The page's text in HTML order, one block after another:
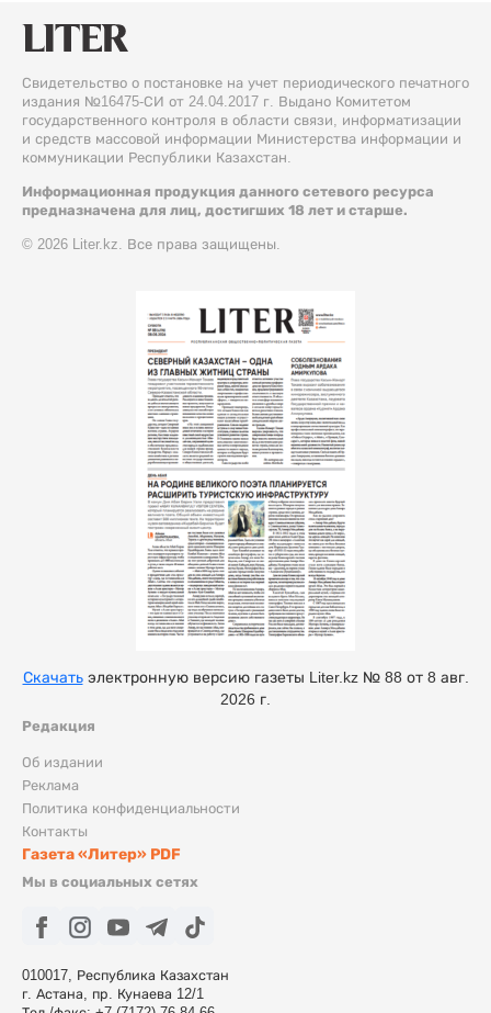
Свидетельство о постановке на учет периодического печатного
издания №16475-СИ от 24.04.2017 г. Выдано Комитетом
государственного контроля в области связи, информатизации
и средств массовой информации Министерства информации и
коммуникации Республики Казахстан.
Информационная продукция данного сетевого ресурса
предназначена для лиц, достигших 18 лет и старше.
© 2026 Liter.kz. Все права защищены.
Редакция
Об издании
Реклама
Политика конфиденциальности
Контакты
Газета «Литер» PDF
Мы в социальных сетях
010017, Республика Казахстан
г. Астана, пр. Кунаева 12/1
Скачатьэлектронную версию газеты Liter.kz № 88 от 8 авг.
2026 г.